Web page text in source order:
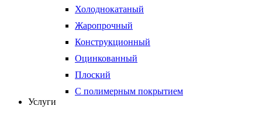
Холоднокатаный
Жаропрочный
Конструкционный
Оцинкованный
Плоский
С полимерным покрытием
Услуги